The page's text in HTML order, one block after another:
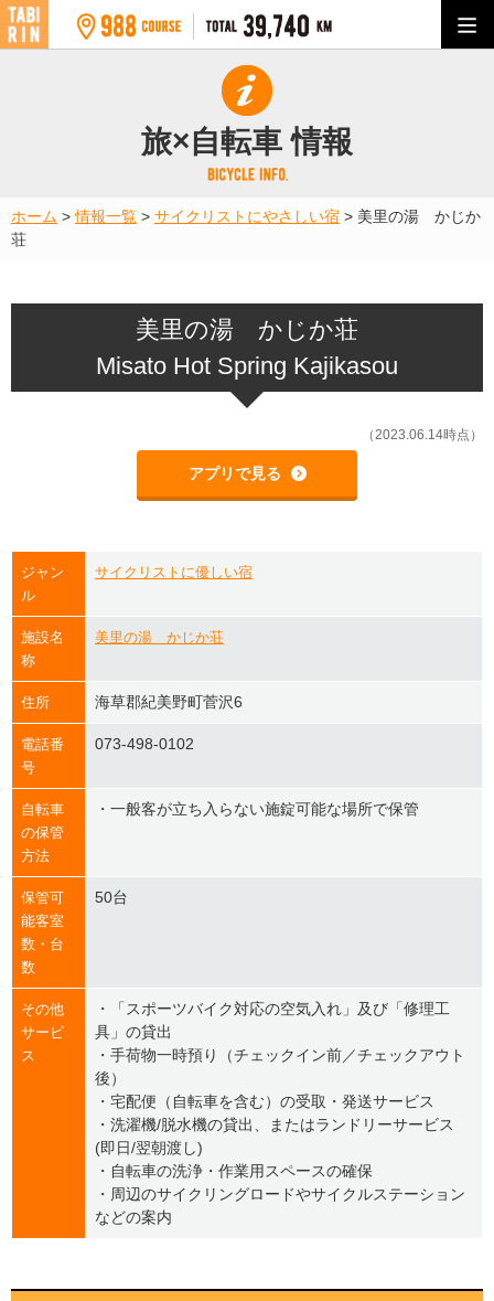
旅×自転車 情報
ホーム >情報一覧 > サイクリストにやさしい宿 > 美里の湯 かじか
荘
美里の湯 かじか荘
Misato Hot Spring Kajikasou
（2023.06.14時点）
アプリで見る
ジャン
ル
サイクリストに優しい宿
施設名
称
美里の湯 かじか荘
住所 海草郡紀美野町菅沢6
電話番
号
073-498-0102
自転車
の保管
方法
・一般客が立ち入らない施錠可能な場所で保管
保管可
能客室
数・台
数
50台
その他
サービ
ス
・「スポーツバイク対応の空気入れ」及び「修理工
具」の貸出
・手荷物一時預り（チェックイン前／チェックアウト
後）
・宅配便（自転車を含む）の受取・発送サービス
・洗濯機/脱水機の貸出、またはランドリーサービス
(即日/翌朝渡し)
・自転車の洗浄・作業用スペースの確保
・周辺のサイクリングロードやサイクルステーション
などの案内